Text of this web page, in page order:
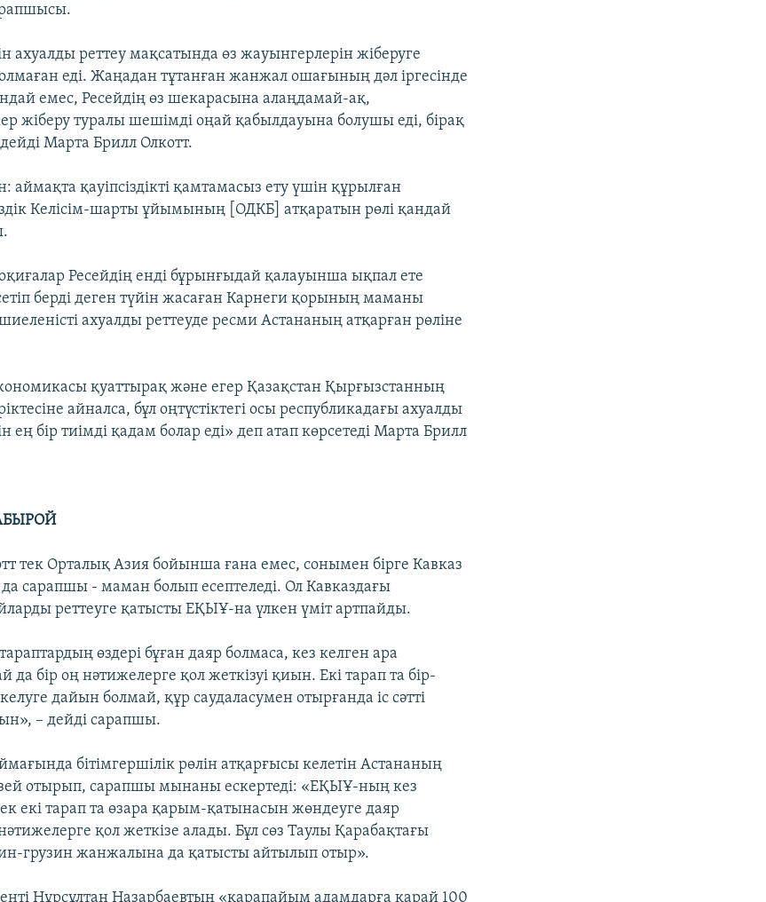
ахуалды реттеу мақсатында өз жауынгерлерін жіберуге
еді. Жаңадан тұтанған жанжал ошағының дәл іргесінде
емес, Ресейдің өз шекарасына алаңдамай-ақ,
жіберу туралы шешімді оңай қабылдауына болушы еді, бірақ
дейді Марта Брилл Олкотт.
қауіпсіздікті қамтамасыз ету үшін құрылған
Келісім-шарты ұйымының [ОДКБ] атқаратын рөлі қандай
Ресейдің енді бұрынғыдай қалауынша ықпал ете
берді деген түйін жасаған Карнеги қорының маманы
ахуалды реттеуде ресми Астананың атқарған рөліне
қуаттырақ және егер Қазақстан Қырғызстанның
айналса, бұл оңтүстіктегі осы республикадағы ахуалды
ең бір тиімді қадам болар еді» деп атап көрсетеді Марта Брилл
тек Орталық Азия бойынша ғана емес, сонымен бірге Кавказ
сарапшы - маман болып есептеледі. Ол Кавказдағы
реттеуге қатысты ЕҚЫҰ-на үлкен үміт артпайды.
өздері бұған даяр болмаса, кез келген ара
бір оң нәтижелерге қол жеткізуі қиын. Екі тарап та бір-
келуге дайын болмай, құр саудаласумен отырғанда іс сәтті
– дейді сарапшы.
бітімгершілік рөлін атқарғысы келетін Астананың
отырып, сарапшы мынаны ескертеді: «ЕҚЫҰ-ның кез
екі тарап та өзара қарым-қатынасын жөндеуге даяр
қол жеткізе алады. Бұл сөз Таулы Қарабақтағы
грузин жанжалына да қатысты айтылып отыр».
Нұрсұлтан Назарбаевтың «қарапайым адамдарға қарай 100